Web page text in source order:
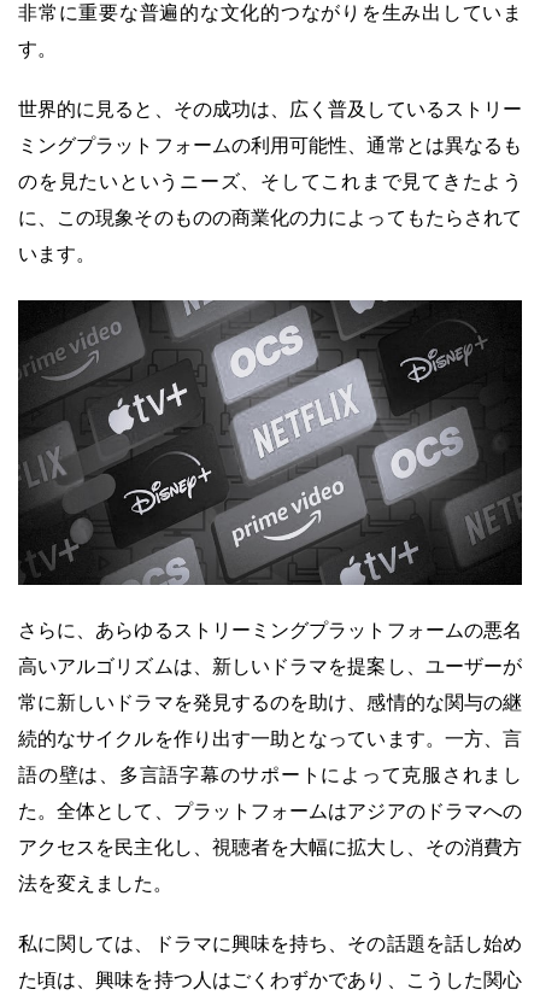
非常に重要な普遍的な文化的つながりを生み出していま
す。
世界的に見ると、その成功は、広く普及しているストリー
ミングプラットフォームの利用可能性、通常とは異なるも
のを見たいというニーズ、そしてこれまで見てきたよう
に、この現象そのものの商業化の力によってもたらされて
います。
さらに、あらゆるストリーミングプラットフォームの悪名
高いアルゴリズムは、新しいドラマを提案し、ユーザーが
常に新しいドラマを発見するのを助け、感情的な関与の継
続的なサイクルを作り出す一助となっています。一方、言
語の壁は、多言語字幕のサポートによって克服されまし
た。全体として、プラットフォームはアジアのドラマへの
アクセスを民主化し、視聴者を大幅に拡大し、その消費方
法を変えました。
私に関しては、ドラマに興味を持ち、その話題を話し始め
た頃は、興味を持つ人はごくわずかであり、こうした関心